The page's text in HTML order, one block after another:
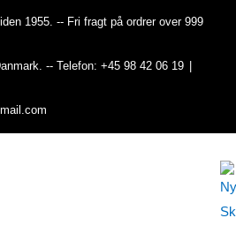
1955. -- Fri fragt på ordrer over 999
-- Telefon: +45 98 42 06 19